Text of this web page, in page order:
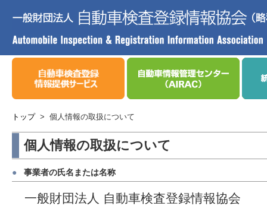
トップ > 個人情報の取扱について
個人情報の取扱について
● 事業者の氏名または名称
一般財団法人 自動車検査登録情報協会